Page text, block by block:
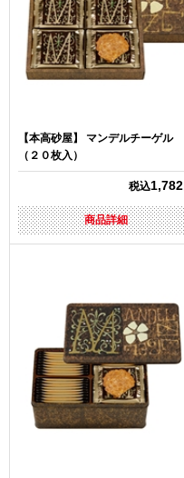
【本高砂屋】 マンデルチーゲル
（２０枚入）
税込1,782
商品詳細